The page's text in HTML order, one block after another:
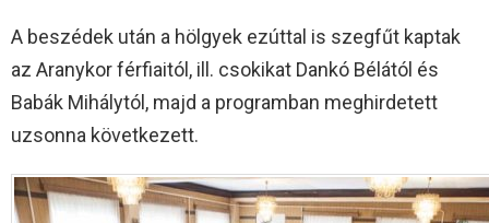
A beszédek után a hölgyek ezúttal is szegfűt kaptak
az Aranykor férfiaitól, ill. csokikat Dankó Bélától és
Babák Mihálytól, majd a programban meghirdetett
uzsonna következett.